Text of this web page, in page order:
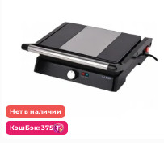
Нет в наличии
КэшБэк: 375